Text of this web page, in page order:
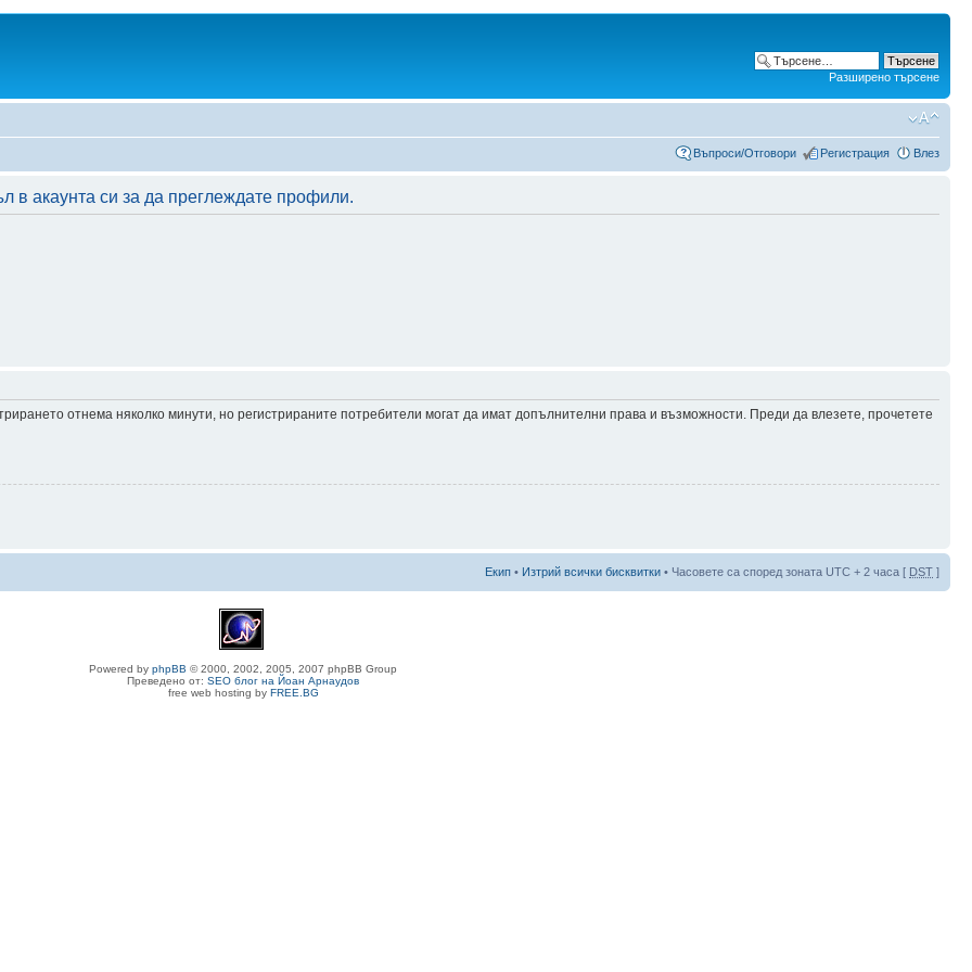
Разширено търсене
Въпроси/Отговори Регистрация Влез
в акаунта си за да преглеждате профили.
отнема няколко минути, но регистрираните потребители могат да имат допълнителни права и възможности. Преди да влезете, прочетете
Екип • Изтрий всички бисквитки • Часовете са според зоната UTC + 2 часа [ DST ]
Powered by phpBB © 2000, 2002, 2005, 2007 phpBB Group
Преведено от: SEO блог на Йоан Арнаудов
free web hosting by FREE.BG